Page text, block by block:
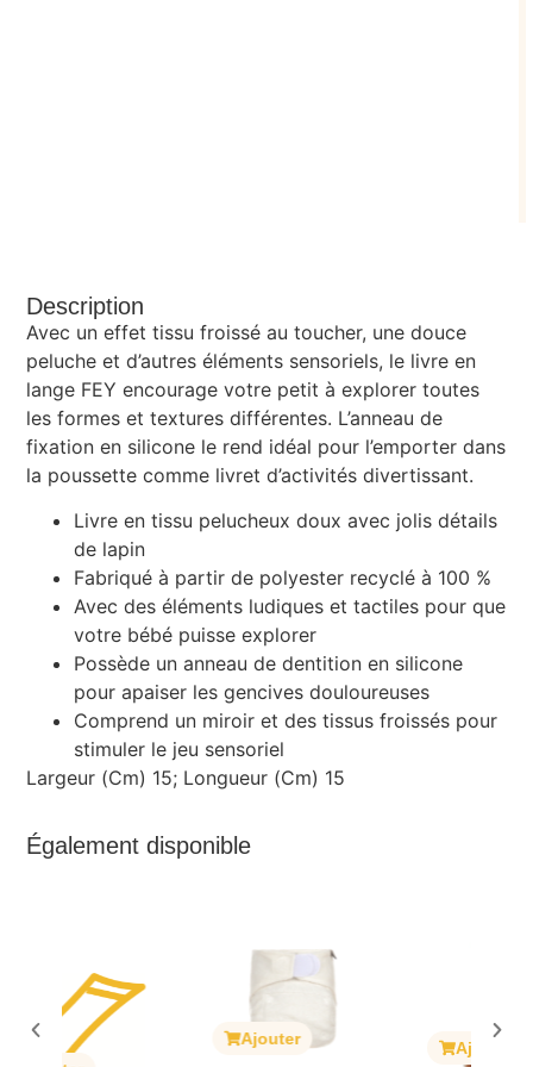
Description
Avec un effet tissu froissé au toucher, une douce
peluche et d’autres éléments sensoriels, le livre en
lange FEY encourage votre petit à explorer toutes
les formes et textures différentes. L’anneau de
fixation en silicone le rend idéal pour l’emporter dans
la poussette comme livret d’activités divertissant.
Livre en tissu pelucheux doux avec jolis détails
de lapin
Fabriqué à partir de polyester recyclé à 100 %
Avec des éléments ludiques et tactiles pour que
votre bébé puisse explorer
Possède un anneau de dentition en silicone
pour apaiser les gencives douloureuses
Comprend un miroir et des tissus froissés pour
stimuler le jeu sensoriel
Largeur (Cm) 15; Longueur (Cm) 15
Également disponible
Ajouter